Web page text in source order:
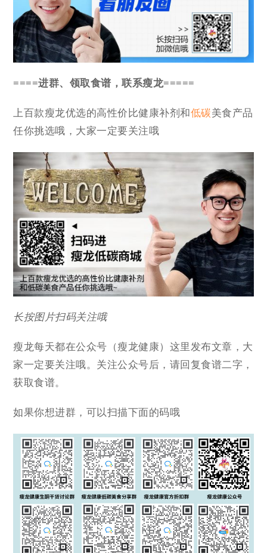
====进群、领取食谱，联系瘦龙=====
上百款瘦龙优选的高性价比健康补剂和低碳美食产品
任你挑选哦，大家一定要关注哦
长按图片扫码关注哦
瘦龙每天都在公众号（瘦龙健康）这里发布文章，大
家一定要关注哦。关注公众号后，请回复食谱二字，
获取食谱。
如果你想进群，可以扫描下面的码哦